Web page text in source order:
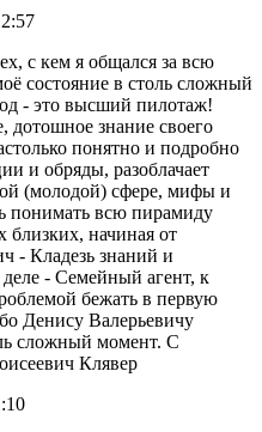
с кем я общался за всю
состояние в столь сложный
- это высший пилотаж!
дотошное знание своего
понятно и подробно
и обряды, разоблачает
(молодой) сфере, мифы и
понимать всю пирамиду
близких, начиная от
- Кладезь знаний и
- Семейный агент, к
бежать в первую
Денису Валерьевичу
сложный момент. С
Клявер